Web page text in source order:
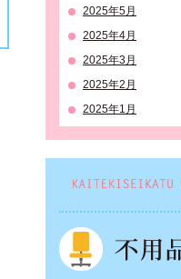
2025年5月
2025年4月
2025年3月
2025年2月
2025年1月